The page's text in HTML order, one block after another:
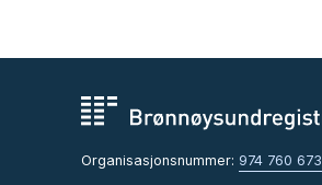
Organisasjonsnummer: 974 760 673